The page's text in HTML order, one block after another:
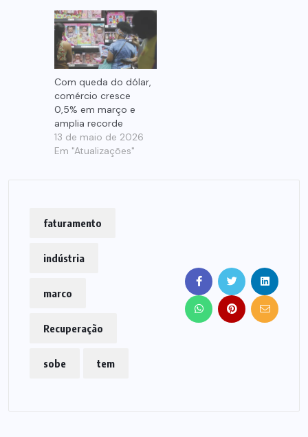
Com queda do dólar,
comércio cresce
0,5% em março e
amplia recorde
13 de maio de 2026
Em "Atualizações"
faturamento
indústria
marco
Recuperação
sobe tem